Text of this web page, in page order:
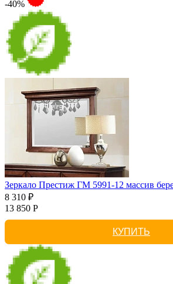
-40%
Зеркало Престиж ГМ 5991-12 массив
8 310 ₽
13 850 Р
КУПИТЬ